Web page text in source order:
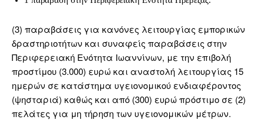
(3) παραβάσεις για κανόνες λειτουργίας εμπορικών
δραστηριοτήτων και συναφείς παραβάσεις στην
Περιφερειακή Ενότητα Ιωαννίνων, με την επιβολή
προστίμου (3.000) ευρώ και αναστολή λειτουργίας 15
ημερών σε κατάστημα υγειονομικού ενδιαφέροντος
(ψησταριά) καθώς και από (300) ευρώ πρόστιμο σε (2)
πελάτες για μη τήρηση των υγειονομικών μέτρων.